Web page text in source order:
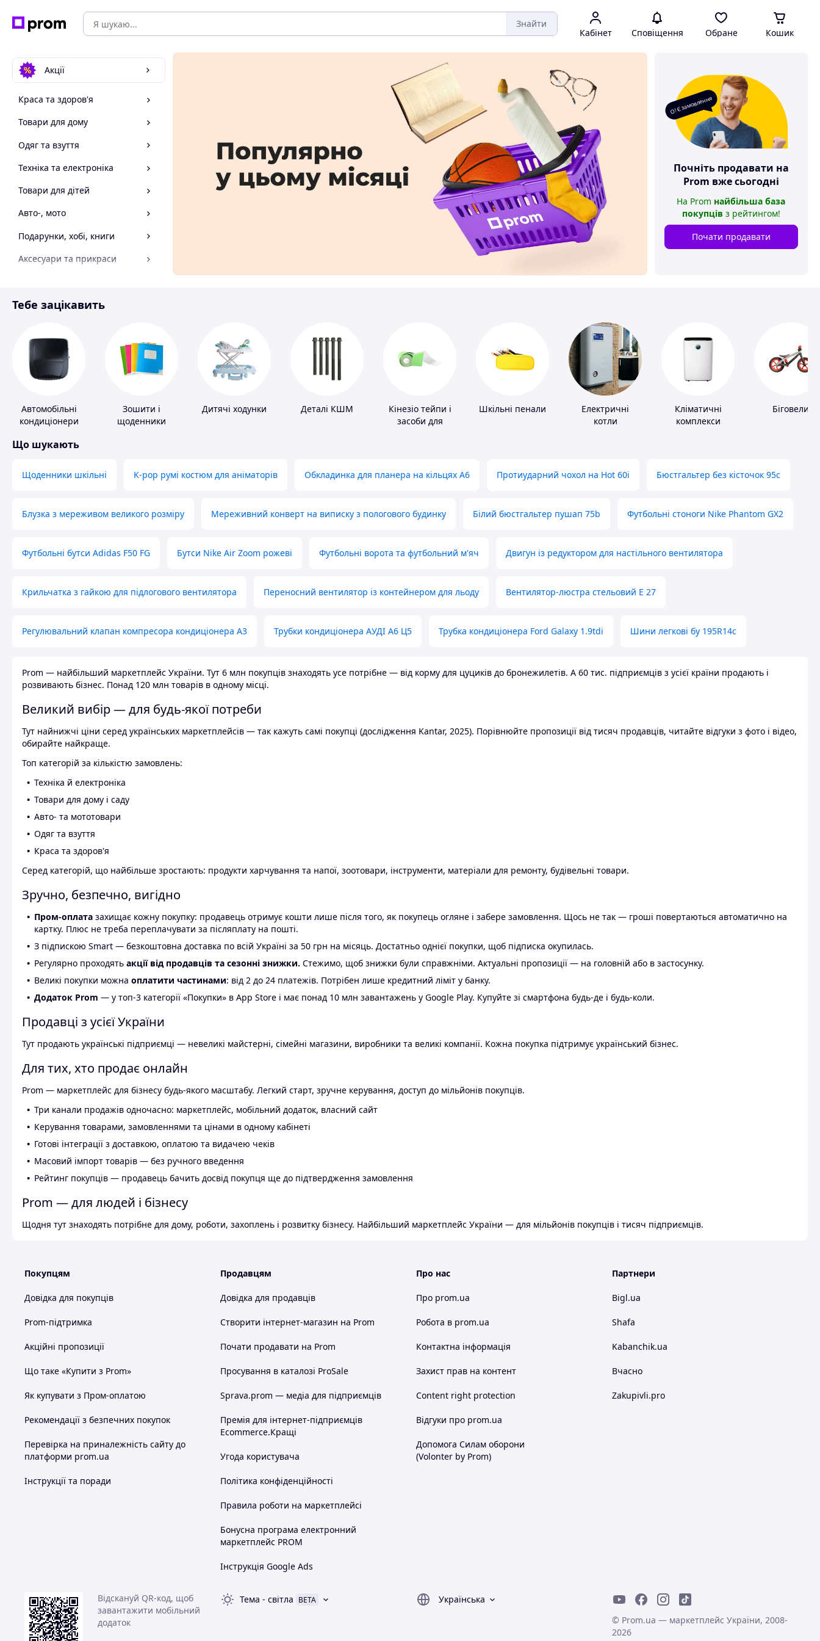
Знайти
Кабінет Сповіщення Обране Кошик
Акції
Краса та здоров'я
Товари для дому
Одяг та взуття
Техніка та електроніка
Товари для дітей
Авто-, мото
Подарунки, хобі, книги
Аксесуари та прикраси
Спорт і відпочинок
О! Є замовлення
Почніть продавати на
Prom вже сьогодні
На Prom найбільша база
покупців з рейтингом!
Почати продавати
Тебе зацікавить
Автомобільні
кондиціонери
Зошити і
щоденники
Дитячі ходунки Деталі КШМ
Кінезіо тейпи і
засоби для
Шкільні пенали
Електричні
котли
Кліматичні
комплекси
Біговели
Що шукають
Щоденники шкільні K-pop румі костюм для аніматорів Обкладинка для планера на кільцях А6 Протиударний чохол на Hot 60i Бюстгальтер без кісточок 95с
Блузка з мереживом великого розміру Мереживний конверт на виписку з пологового будинку Білий бюстгальтер пушап 75b Футбольні стоноги Nike Phantom GX2
Футбольні бутси Adidas F50 FG Бутси Nike Air Zoom рожеві Футбольні ворота та футбольний м'яч Двигун із редуктором для настільного вентилятора
Крильчатка з гайкою для підлогового вентилятора Переносний вентилятор із контейнером для льоду Вентилятор-люстра стельовий E 27
Регулювальний клапан компресора кондиціонера А3 Трубки кондиціонера АУДІ А6 Ц5 Трубка кондиціонера Ford Galaxy 1.9tdi Шини легкові бу 195R14c
Prom — найбільший маркетплейс України. Тут 6 млн покупців знаходять усе потрібне — від корму для цуциків до бронежилетів. А 60 тис. підприємців з усієї країни продають і
розвивають бізнес. Понад 120 млн товарів в одному місці.
Великий вибір — для будь-якої потреби
Тут найнижчі ціни серед українських маркетплейсів — так кажуть самі покупці (дослідження Kantar, 2025). Порівнюйте пропозиції від тисяч продавців, читайте відгуки з фото і відео,
обирайте найкраще.
Топ категорій за кількістю замовлень:
Техніка й електроніка
Товари для дому і саду
Авто- та мототовари
Одяг та взуття
Краса та здоров'я
Серед категорій, що найбільше зростають: продукти харчування та напої, зоотовари, інструменти, матеріали для ремонту, будівельні товари.
Зручно, безпечно, вигідно
Пром-оплата захищає кожну покупку: продавець отримує кошти лише після того, як покупець огляне і забере замовлення. Щось не так — гроші повертаються автоматично на
картку. Плюс не треба переплачувати за післяплату на пошті.
З підпискою Smart — безкоштовна доставка по всій Україні за 50 грн на місяць. Достатньо однієї покупки, щоб підписка окупилась.
Регулярно проходять акції від продавців та сезонні знижки. Стежимо, щоб знижки були справжніми. Актуальні пропозиції — на головній або в застосунку.
Великі покупки можна оплатити частинами: від 2 до 24 платежів. Потрібен лише кредитний ліміт у банку.
Додаток Prom — у топ-3 категорії «Покупки» в App Store і має понад 10 млн завантажень у Google Play. Купуйте зі смартфона будь-де і будь-коли.
Продавці з усієї України
Тут продають українські підприємці — невеликі майстерні, сімейні магазини, виробники та великі компанії. Кожна покупка підтримує український бізнес.
Для тих, хто продає онлайн
Prom — маркетплейс для бізнесу будь-якого масштабу. Легкий старт, зручне керування, доступ до мільйонів покупців.
Три канали продажів одночасно: маркетплейс, мобільний додаток, власний сайт
Керування товарами, замовленнями та цінами в одному кабінеті
Готові інтеграції з доставкою, оплатою та видачею чеків
Масовий імпорт товарів — без ручного введення
Рейтинг покупців — продавець бачить досвід покупця ще до підтвердження замовлення
Prom — для людей і бізнесу
Щодня тут знаходять потрібне для дому, роботи, захоплень і розвитку бізнесу. Найбільший маркетплейс України — для мільйонів покупців і тисяч підприємців.
Покупцям
Довідка для покупців
Prom-підтримка
Акційні пропозиції
Що таке «Купити з Prom»
Як купувати з Пром-оплатою
Рекомендації з безпечних покупок
Перевірка на приналежність сайту до
платформи prom.ua
Інструкції та поради
Продавцям
Довідка для продавців
Створити інтернет-магазин на Prom
Почати продавати на Prom
Просування в каталозі ProSale
Sprava.prom — медіа для підприємців
Премія для інтернет-підприємців
Ecommerce.Кращі
Угода користувача
Політика конфіденційності
Правила роботи на маркетплейсі
Бонусна програма електронний
маркетплейс PROM
Інструкція Google Ads
Про нас
Про prom.ua
Робота в prom.ua
Контактна інформація
Захист прав на контент
Content right protection
Відгуки про prom.ua
Допомога Силам оборони
(Volonter by Prom)
Партнери
Bigl.ua
Shafa
Kabanchik.ua
Вчасно
Zakupivli.pro
Відскануй QR-код, щоб
завантажити мобільний
додаток
Тема - світла BETA
Українська
© Prom.ua — маркетплейс України, 2008-
2026